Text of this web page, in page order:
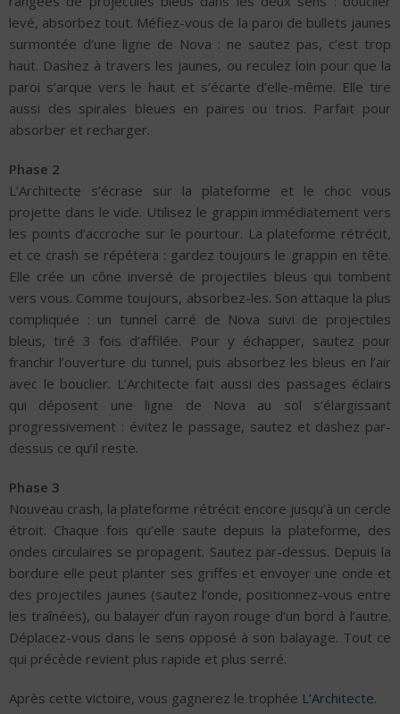
levé, absorbez tout. Méfiez-vous de la paroi de bullets jaunes
surmontée d’une ligne de Nova : ne sautez pas, c’est trop
haut. Dashez à travers les jaunes, ou reculez loin pour que la
paroi s’arque vers le haut et s’écarte d’elle-même. Elle tire
aussi des spirales bleues en paires ou trios. Parfait pour
absorber et recharger.
Phase 2
L’Architecte s’écrase sur la plateforme et le choc vous
projette dans le vide. Utilisez le grappin immédiatement vers
les points d’accroche sur le pourtour. La plateforme rétrécit,
et ce crash se répétera : gardez toujours le grappin en tête.
Elle crée un cône inversé de projectiles bleus qui tombent
vers vous. Comme toujours, absorbez-les. Son attaque la plus
compliquée : un tunnel carré de Nova suivi de projectiles
bleus, tiré 3 fois d’affilée. Pour y échapper, sautez pour
franchir l’ouverture du tunnel, puis absorbez les bleus en l’air
avec le bouclier. L’Architecte fait aussi des passages éclairs
qui déposent une ligne de Nova au sol s’élargissant
progressivement : évitez le passage, sautez et dashez par-
dessus ce qu’il reste.
Phase 3
Nouveau crash, la plateforme rétrécit encore jusqu’à un cercle
étroit. Chaque fois qu’elle saute depuis la plateforme, des
ondes circulaires se propagent. Sautez par-dessus. Depuis la
bordure elle peut planter ses griffes et envoyer une onde et
des projectiles jaunes (sautez l’onde, positionnez-vous entre
les traînées), ou balayer d’un rayon rouge d’un bord à l’autre.
Déplacez-vous dans le sens opposé à son balayage. Tout ce
qui précède revient plus rapide et plus serré.
Après cette victoire, vous gagnerez le trophée L’Architecte.